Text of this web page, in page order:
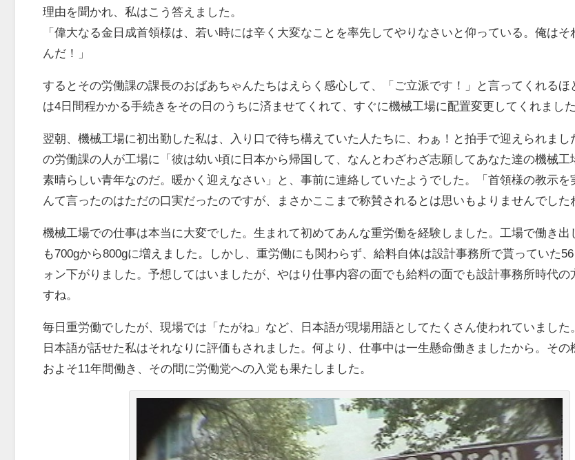
理由を聞かれ、私はこう答えました。
「偉大なる金日成首領様は、若い時には辛く大変なことを率先してやりなさいと仰っている。俺はそ
んだ！」
するとその労働課の課長のおばあちゃんたちはえらく感心して、「ご立派です！」と言ってくれるほ
は4日間程かかる手続きをその日のうちに済ませてくれて、すぐに機械工場に配置変更してくれました
翌朝、機械工場に初出勤した私は、入り口で待ち構えていた人たちに、わぁ！と拍手で迎えられまし
の労働課の人が工場に「彼は幼い頃に日本から帰国して、なんとわざわざ志願してあなた達の機械工
素晴らしい青年なのだ。暖かく迎えなさい」と、事前に連絡していたようでした。「首領様の教示を
んて言ったのはただの口実だったのですが、まさかここまで称賛されるとは思いもよりませんでした
機械工場での仕事は本当に大変でした。生まれて初めてあんな重労働を経験しました。工場で働き出
も700gから800gに増えました。しかし、重労働にも関わらず、給料自体は設計事務所で貰っていた
ォン下がりました。予想してはいましたが、やはり仕事内容の面でも給料の面でも設計事務所時代の
すね。
毎日重労働でしたが、現場では「たがね」など、日本語が現場用語としてたくさん使われていました
日本語が話せた私はそれなりに評価もされました。何より、仕事中は一生懸命働きましたから。その
およそ11年間働き、その間に労働党への入党も果たしました。